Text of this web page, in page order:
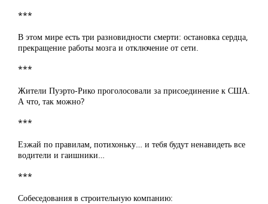
***
В этом мире есть три разновидности смерти: остановка сердца,
прекращение работы мозга и отключение от сети.
***
Жители Пуэрто-Рико проголосовали за присоединение к США.
А что, так можно?
***
Езжай по правилам, потихоньку… и тебя будут ненавидеть все
водители и гаишники…
***
Собеседования в строительную компанию: